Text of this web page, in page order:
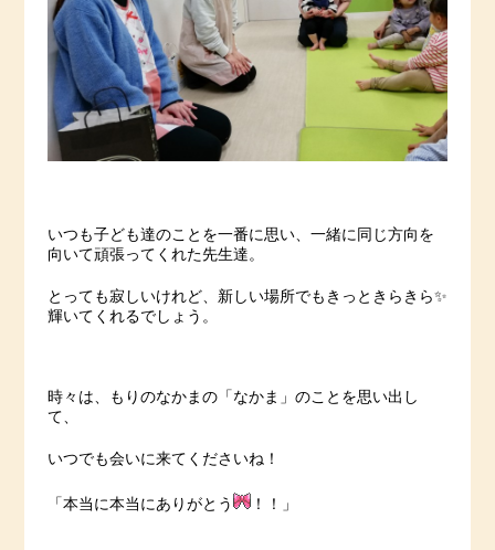
いつも子ども達のことを一番に思い、一緒に同じ方向を
向いて頑張ってくれた先生達。
とっても寂しいけれど、新しい場所でもきっときらきら✨
輝いてくれるでしょう。
時々は、もりのなかまの「なかま」のことを思い出し
て、
いつでも会いに来てくださいね！
「本当に本当にありがとう ！！」